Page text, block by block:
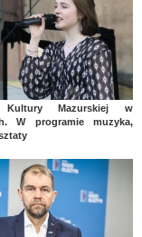
Kultury Mazurskiej w
W programie muzyka,